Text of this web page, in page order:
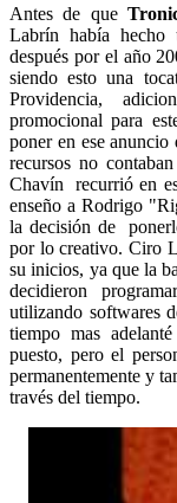
Antes de que
Labrín había hecho
después por el año
siendo esto una
Providencia,
promocional para
poner en ese
recursos no
Chavín recurrió en
enseño a Rodrigo
la decisión de
por lo creativo. Ciro
su inicios, ya que la
decidieron
utilizando softwares
tiempo mas
puesto, pero el
permanentemente y
través del tiempo.